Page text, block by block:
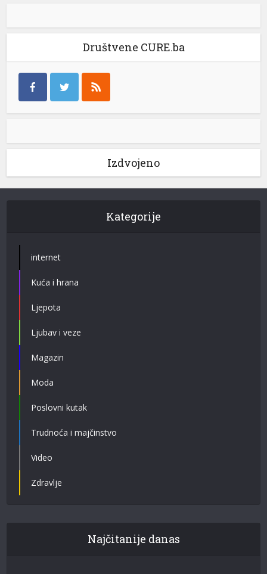
Društvene CURE.ba
Izdvojeno
Kategorije
internet
Kuća i hrana
Ljepota
Ljubav i veze
Magazin
Moda
Poslovni kutak
Trudnoća i majčinstvo
Video
Zdravlje
Najčitanije danas